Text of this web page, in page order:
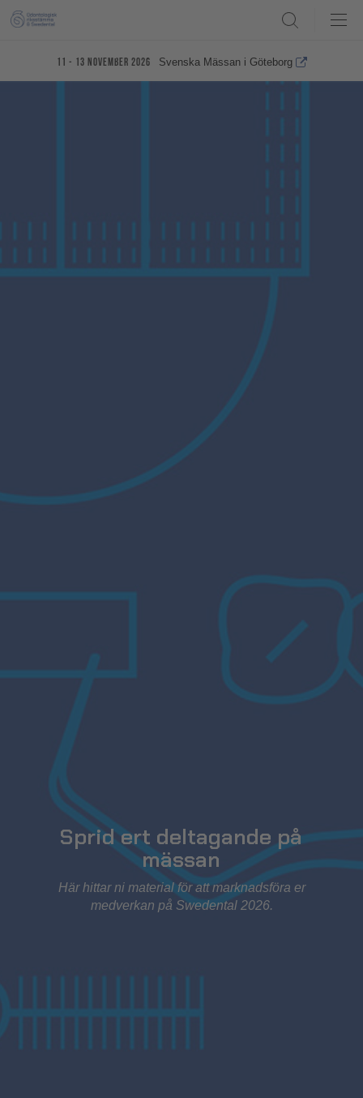
11 - 13 november 2026 Svenska Mässan i Göteborg
Search
Sprid ert deltagande på
mässan
Här hittar ni material för att marknadsföra er
medverkan på Swedental 2026.